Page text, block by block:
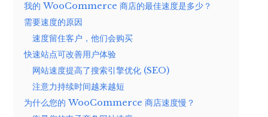
我的 WooCommerce 商店的最佳速度是多少？
需要速度的原因
速度留住客户，他们会购买
快速站点可改善用户体验
网站速度提高了搜索引擎优化 (SEO)
注意力持续时间越来越短
为什么您的 WooCommerce 商店速度慢？